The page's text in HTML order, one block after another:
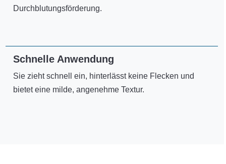
Durchblutungsförderung.
Schnelle Anwendung
Sie zieht schnell ein, hinterlässt keine Flecken und
bietet eine milde, angenehme Textur.